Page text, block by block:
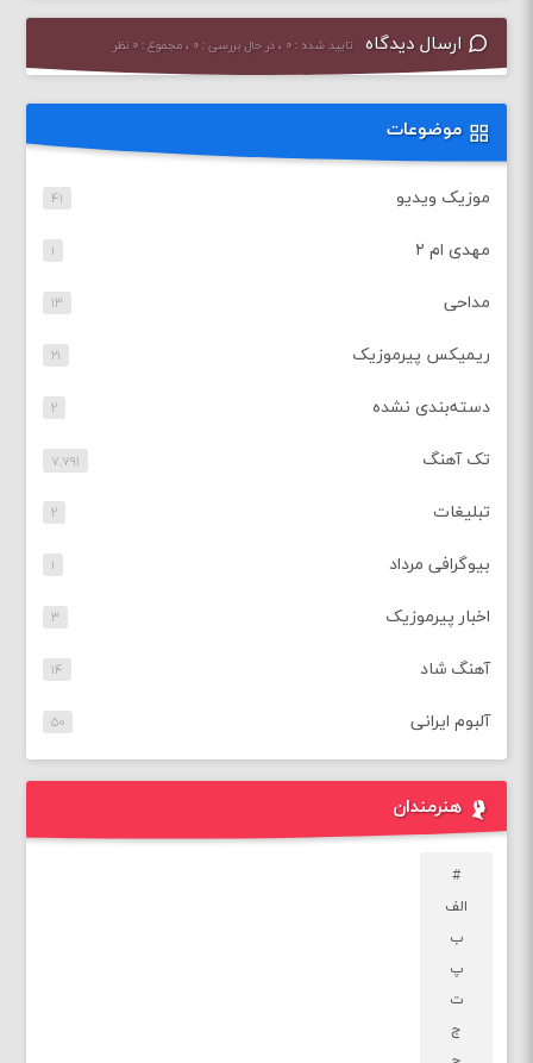
ارسال دیدگاه تایید شده : ۰ ، در حال بررسی : ۰ ، مجموع : ۰ نظر
موضوعات
موزیک ویدیو ۴۱
مهدی ام ۲ ۱
مداحی ۱۳
ریمیکس پیرموزیک ۲۱
دسته‌بندی نشده ۲
تک آهنگ ۷,۷۹۱
تبلیغات ۲
بیوگرافی مرداد ۱
اخبار پیرموزیک ۳
آهنگ شاد ۱۴
آلبوم ایرانی ۵۰
هنرمندان
#
الف
ب
پ
ت
ج